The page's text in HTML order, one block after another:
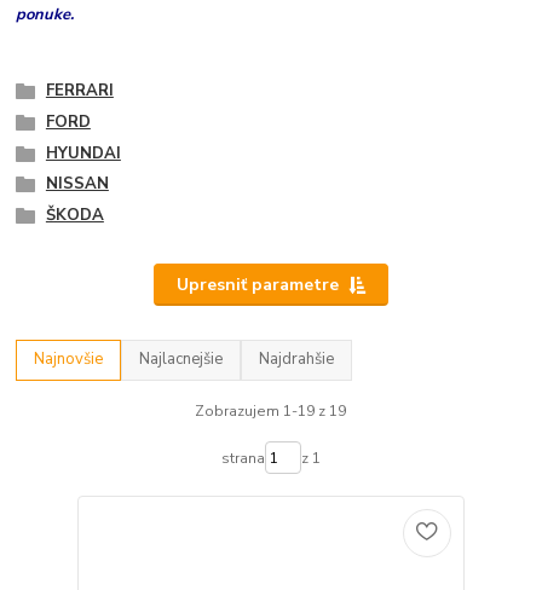
ponuke.
FERRARI
FORD
HYUNDAI
NISSAN
ŠKODA
Upresniť parametre
Najnovšie Najlacnejšie Najdrahšie
Zobrazujem 1-19 z 19
strana z 1